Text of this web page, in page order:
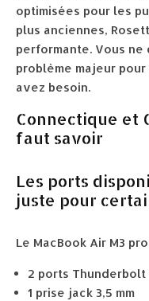
optimisées pour les
plus anciennes,
performante. Vous
problème majeur
avez besoin.
Connectique et
faut savoir
Les ports
juste pour
Le MacBook Air M3
2 ports Thunderbolt
1 prise jack 3,5 mm